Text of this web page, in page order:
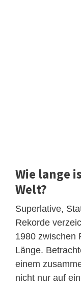
Wie lange
Welt?
Superlative,
Rekorde
1980 zwischen
Länge.
einem
nicht nur auf